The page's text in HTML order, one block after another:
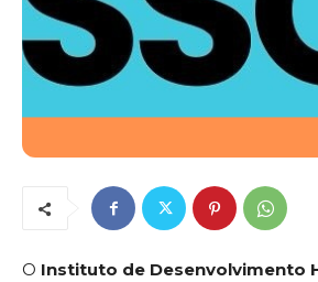
O Instituto de Desenvolvimento